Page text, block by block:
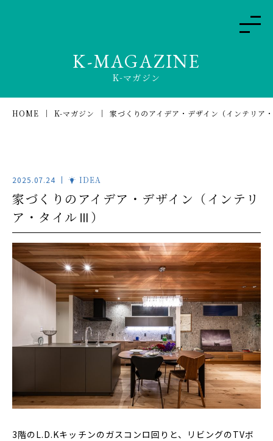
K-MAGAZINE
K-マガジン
HOME K-マガジン 家づくりのアイデア・デザイン（インテリア
2025.07.24 IDEA
家づくりのアイデア・デザイン（インテリ
ア・タイルⅢ）
3階のL.D.Kキッチンのガスコンロ回りと、リビングのTVボ